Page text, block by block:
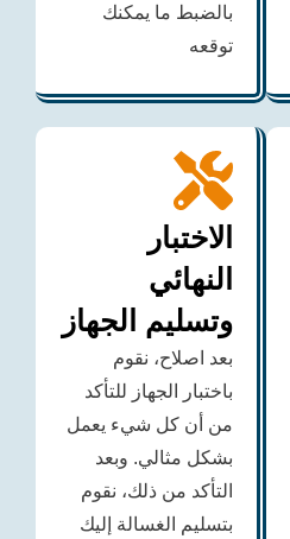
ما يمكنك
الجهاز
نقوم
الجهاز للتأكد
كل شيء يعمل
وبعد
من ذلك، نقوم
الغسالة إليك